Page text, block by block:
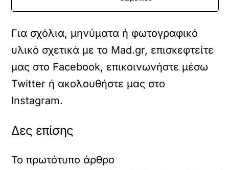
Για σχόλια, μηνύματα ή φωτογραφικό
υλικό σχετικά με το Mad.gr, επισκεφτείτε
μας στο Facebook, επικοινωνήστε μέσω
Twitter ή ακολουθήστε μας στο
Instagram.
Δες επίσης
Το πρωτότυπο άρθρο